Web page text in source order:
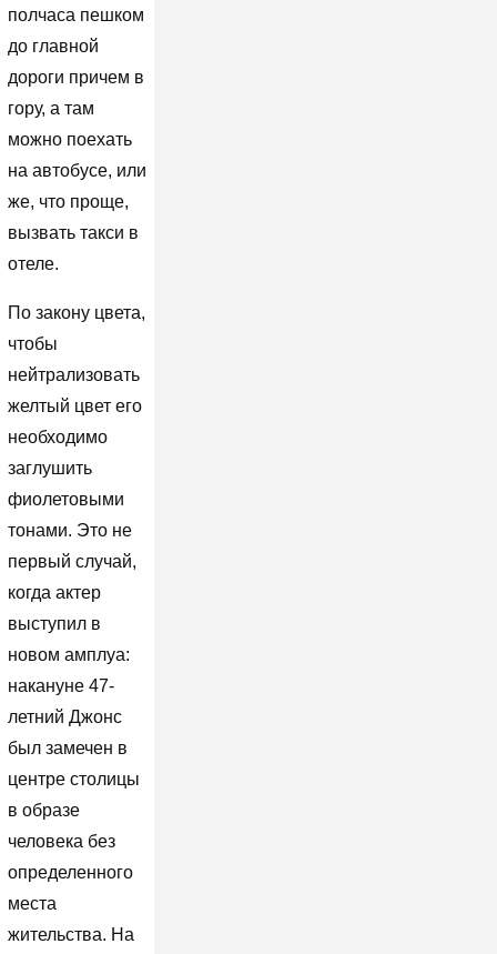
полчаса пешком
до главной
дороги причем в
гору, а там
можно поехать
на автобусе, или
же, что проще,
вызвать такси в
отеле.
По закону цвета,
чтобы
нейтрализовать
желтый цвет его
необходимо
заглушить
фиолетовыми
тонами. Это не
первый случай,
когда актер
выступил в
новом амплуа:
накануне 47-
летний Джонс
был замечен в
центре столицы
в образе
человека без
определенного
места
жительства. На